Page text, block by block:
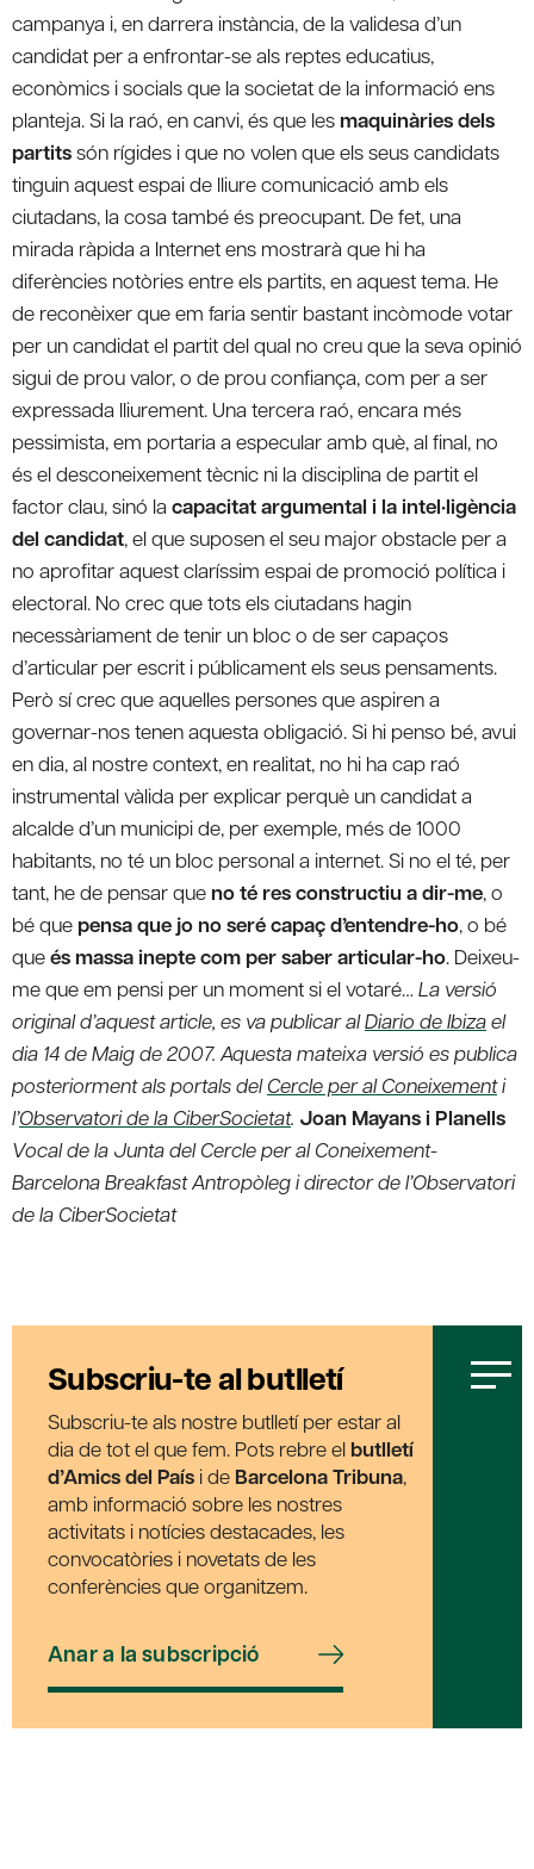
campanya i, en darrera instància, de la validesa d’un
candidat per a enfrontar-se als reptes educatius,
econòmics i socials que la societat de la informació ens
planteja. Si la raó, en canvi, és que les maquinàries dels
partitssón rígides i que no volen que els seus candidats
tinguin aquest espai de lliure comunicació amb els
ciutadans, la cosa també és preocupant. De fet, una
mirada ràpida a Internet ens mostrarà que hi ha
diferències notòries entre els partits, en aquest tema. He
de reconèixer que em faria sentir bastant incòmode votar
per un candidat el partit del qual no creu que la seva opinió
sigui de prou valor, o de prou confiança, com per a ser
expressada lliurement. Una tercera raó, encara més
pessimista, em portaria a especular amb què, al final, no
és el desconeixement tècnic ni la disciplina de partit el
factor clau, sinó la capacitat argumental i la intel·ligència
del candidat, el que suposen el seu major obstacle per a
no aprofitar aquest claríssim espai de promoció política i
electoral. No crec que tots els ciutadans hagin
necessàriament de tenir un bloc o de ser capaços
d’articular per escrit i públicament els seus pensaments.
Però sí crec que aquelles persones que aspiren a
governar-nos tenen aquesta obligació. Si hi penso bé, avui
en dia, al nostre context, en realitat, no hi ha cap raó
instrumental vàlida per explicar perquè un candidat a
alcalde d’un municipi de, per exemple, més de 1000
habitants, no té un bloc personal a internet. Si no el té, per
tant, he de pensar que no té res constructiu a dir-me, o
bé que pensa que jo no seré capaç d’entendre-ho, o bé
queés massa inepte com per saber articular-ho. Deixeu-
me que em pensi per un moment si el votaré… La versió
original d’aquest article, es va publicar alDiario de Ibizael
dia 14 de Maig de 2007. Aquesta mateixa versió es publica
posteriorment als portals delCercle per al Coneixementi
l’Observatori de la CiberSocietat. Joan Mayans i Planells
Vocal de la Junta del Cercle per al Coneixement-
Barcelona Breakfast Antropòleg i director de l’Observatori
de la CiberSocietat
Subscriu-te al butlletí
Subscriu-te als nostre butlletí per estar al
dia de tot el que fem. Pots rebre el butlletí
d’Amics del País i de Barcelona Tribuna,
amb informació sobre les nostres
activitats i notícies destacades, les
convocatòries i novetats de les
conferències que organitzem.
Anar a la subscripció